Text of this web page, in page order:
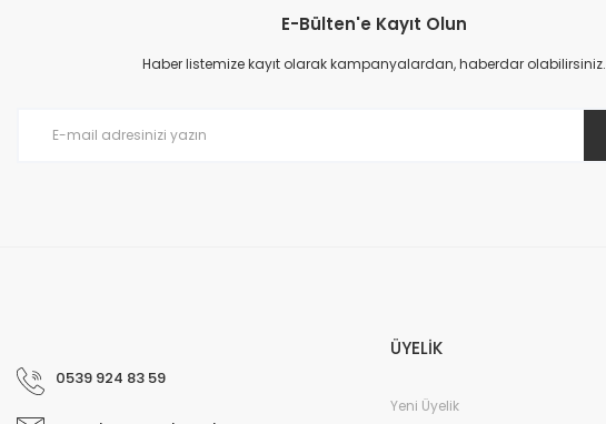
Ürün resmi kalitesiz, bozuk veya görüntülenemiyor.
Ürün açıklamasında eksik bilgiler bulunuyor.
E-Bülten'e Kayıt Olun
Haber listemize kayıt olarak kampanyalardan, haberdar olabilirsiniz.
0539 924 83 59
ÜYELİK
Yeni Üyelik